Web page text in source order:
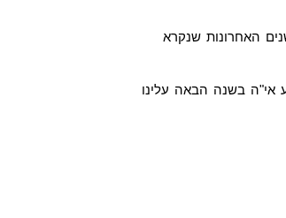
האחרונות שנקרא
אי"ה בשנה הבאה עלינו